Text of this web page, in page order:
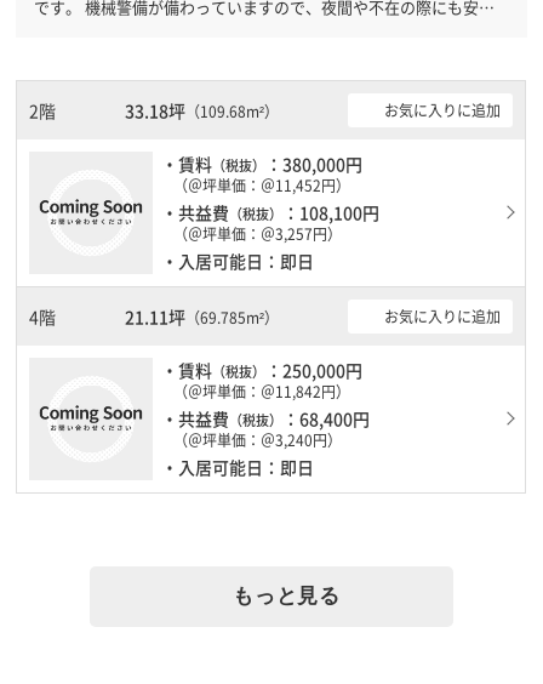
です。 機械警備が備わっていますので、夜間や不在の際にも安心
自由に出入りが出来ます。駐車場完備なので、車の必要なお客様に
は必見です。１フロア１００坪以上ある大型ビルです。
2階 33.18坪 （109.68m²） お気に入りに追加
・賃料 （税抜） ：380,000円
（＠坪単価：＠11,452円）
・共益費 （税抜） ：108,100円
（＠坪単価：＠3,257円）
・入居可能日：即日
4階 21.11坪 （69.785m²） お気に入りに追加
・賃料 （税抜） ：250,000円
（＠坪単価：＠11,842円）
・共益費 （税抜） ：68,400円
（＠坪単価：＠3,240円）
・入居可能日：即日
もっと見る